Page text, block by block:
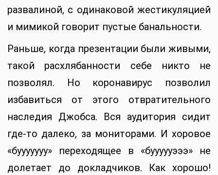
развалиной, с одинаковой жестикуляцией
и мимикой говорит пустые банальности.
Раньше, когда презентации были живыми,
такой расхлябанности себе никто не
позволял. Но коронавирус позволил
избавиться от этого отвратительного
наследия Джобса. Вся аудитория сидит
где-то далеко, за мониторами. И хоровое
«бууууууу» переходящее в «буууууэээ» не
долетает до докладчиков. Как хорошо!